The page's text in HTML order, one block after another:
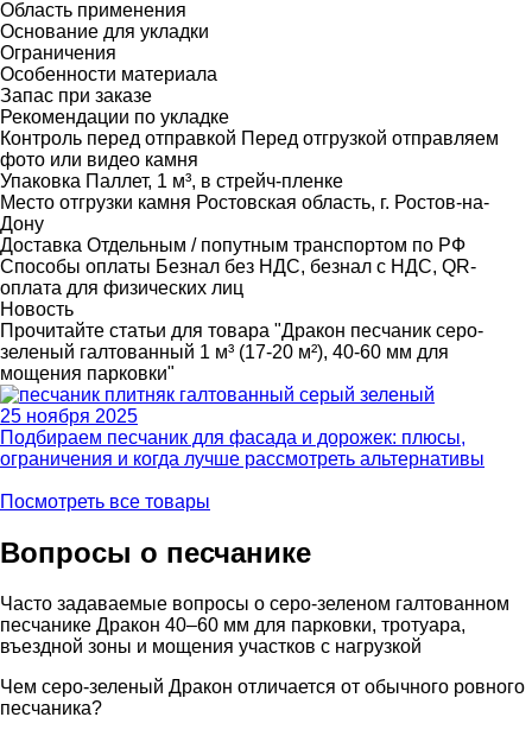
Область применения
Основание для укладки
Ограничения
Особенности материала
Запас при заказе
Рекомендации по укладке
Контроль перед отправкой Перед отгрузкой отправляем
фото или видео камня
Упаковка Паллет, 1 м³, в стрейч-пленке
Место отгрузки камня Ростовская область, г. Ростов-на-
Дону
Доставка Отдельным / попутным транспортом по РФ
Способы оплаты Безнал без НДС, безнал с НДС, QR-
оплата для физических лиц
Новость
Прочитайте статьи для товара "Дракон песчаник серо-
зеленый галтованный 1 м³ (17-20 м²), 40-60 мм для
мощения парковки"
25 ноября 2025
Подбираем песчаник для фасада и дорожек: плюсы,
ограничения и когда лучше рассмотреть альтернативы
Посмотреть все товары
Вопросы о песчанике
Часто задаваемые вопросы о серо-зеленом галтованном
песчанике Дракон 40–60 мм для парковки, тротуара,
въездной зоны и мощения участков с нагрузкой
Чем серо-зеленый Дракон отличается от обычного ровного
песчаника?